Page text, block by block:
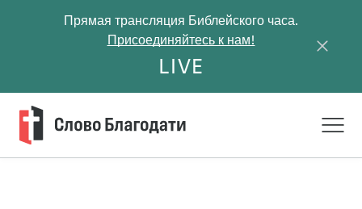
Прямая трансляция Библейского часа.
Присоединяйтесь к нам!
LIVE